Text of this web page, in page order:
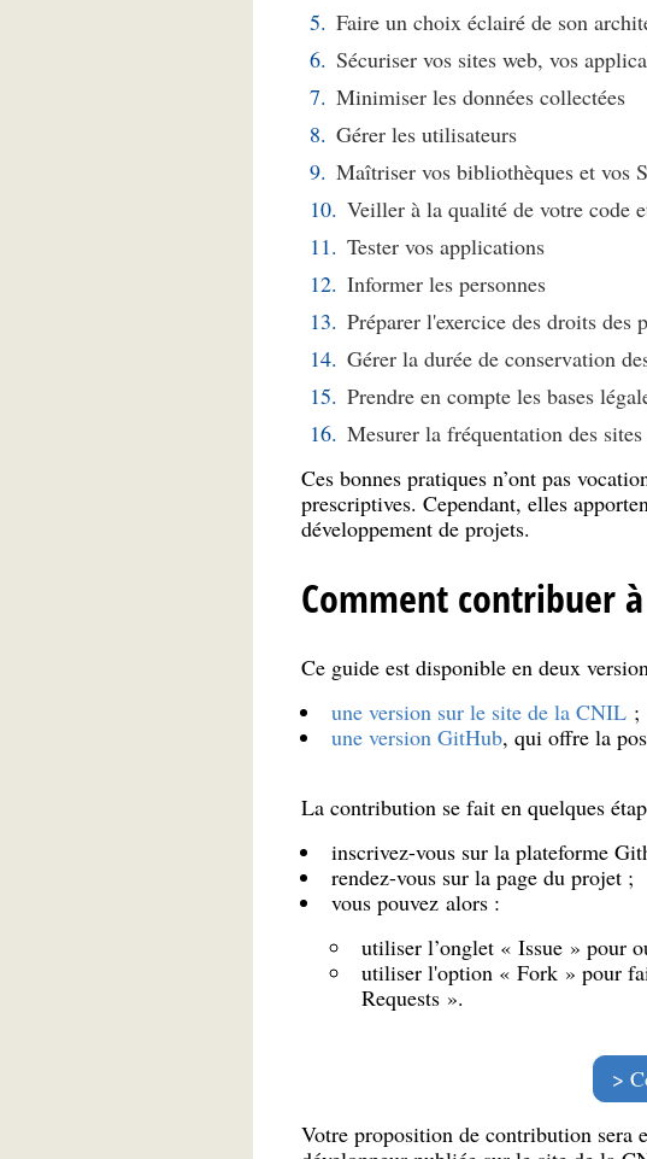
Faire un choix éclairé de son
Sécuriser vos sites web, vos
Minimiser les données collectées
Gérer les utilisateurs
Maîtriser vos bibliothèques et vos
Veiller à la qualité de votre code
Tester vos applications
Informer les personnes
Préparer l'exercice des droits des
Gérer la durée de conservation
Prendre en compte les bases
Mesurer la fréquentation des
Ces bonnes pratiques n’ont pas
prescriptives. Cependant, elles
développement de projets.
Comment contribuer
Ce guide est disponible en deux
une version sur le site de la CNIL;
une version GitHub, qui offre la
La contribution se fait en quelques
inscrivez-vous sur la plateforme
rendez-vous sur la page du projet ;
vous pouvez alors :
utiliser l’onglet « Issue » pour
utiliser l'option « Fork » pour
Requests ».
Votre proposition de contribution sera